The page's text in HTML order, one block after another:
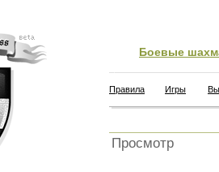
Боевые
Правила Игры
Просмотр